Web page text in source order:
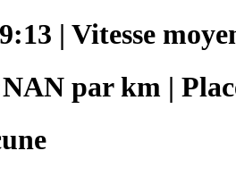
| Vitesse
par km |